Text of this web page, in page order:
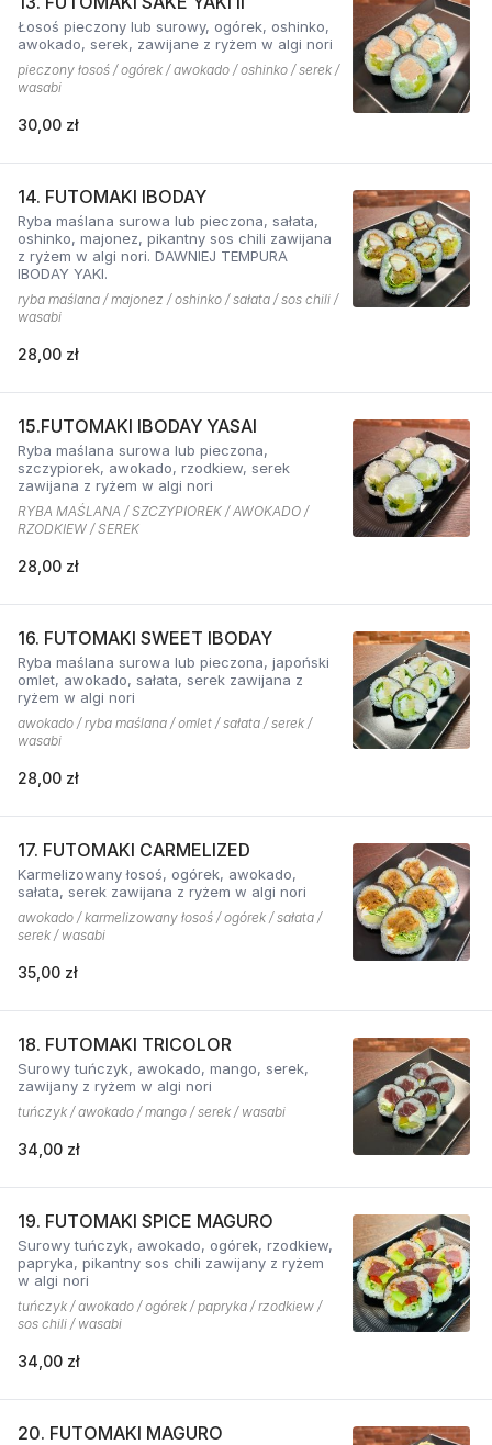
Łosoś pieczony lub surowy, ogórek, oshinko,
awokado, serek, zawijane z ryżem w algi nori
pieczony łosoś / ogórek / awokado / oshinko / serek /
wasabi
30,00 zł
14. FUTOMAKI IBODAY
Ryba maślana surowa lub pieczona, sałata,
oshinko, majonez, pikantny sos chili zawijana
z ryżem w algi nori. DAWNIEJ TEMPURA
IBODAY YAKI.
ryba maślana / majonez / oshinko / sałata / sos chili /
wasabi
28,00 zł
15.FUTOMAKI IBODAY YASAI
Ryba maślana surowa lub pieczona,
szczypiorek, awokado, rzodkiew, serek
zawijana z ryżem w algi nori
RYBA MAŚLANA / SZCZYPIOREK / AWOKADO /
RZODKIEW / SEREK
28,00 zł
16. FUTOMAKI SWEET IBODAY
Ryba maślana surowa lub pieczona, japoński
omlet, awokado, sałata, serek zawijana z
ryżem w algi nori
awokado / ryba maślana / omlet / sałata / serek /
wasabi
28,00 zł
17. FUTOMAKI CARMELIZED
Karmelizowany łosoś, ogórek, awokado,
sałata, serek zawijana z ryżem w algi nori
awokado / karmelizowany łosoś / ogórek / sałata /
serek / wasabi
35,00 zł
18. FUTOMAKI TRICOLOR
Surowy tuńczyk, awokado, mango, serek,
zawijany z ryżem w algi nori
tuńczyk / awokado / mango / serek / wasabi
34,00 zł
19. FUTOMAKI SPICE MAGURO
Surowy tuńczyk, awokado, ogórek, rzodkiew,
papryka, pikantny sos chili zawijany z ryżem
w algi nori
tuńczyk / awokado / ogórek / papryka / rzodkiew /
sos chili / wasabi
34,00 zł
20. FUTOMAKI MAGURO